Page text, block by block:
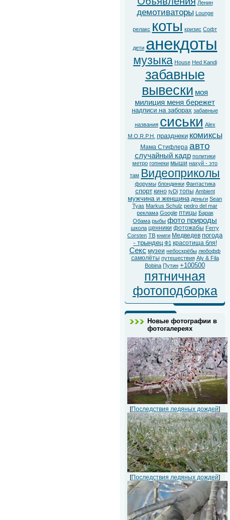
Ленин
демотиваторы Lounge
релакс коты кризис Софт
дети анекдоты
музыка House Hed Kandi
забавные
вывески моя
милиция меня бережет
надписи на заборах забавные
названия сиськи Alex
M.O.R.P.H.
празднеки комиксы
Мама Стифлера авто
случайный кадр политики
метро гопнеки мыши нахуй - это
там Видеоприколы
форумы блондинки Фантастика
спорт кино tyDi топы Ambient
мужчина и женщина деньги Sean
Tyas Markus Schulz pedro del mar
реклама Google птицы Барак
Обама рыбы фото природы
школа ценники фотожабы Ferry
Corsten ТВ книги Медведев погода
- трындец Ф1 красотища бля!
Секс музеи небоскрёбы любофф
самолёты путешествия Aly & Fila
Bobina Путин +100500
пятничная
фотоподборка
Новые фотографии в
фотогалереях
[Последствия ледяных дождей]
[Последствия ледяных дождей]